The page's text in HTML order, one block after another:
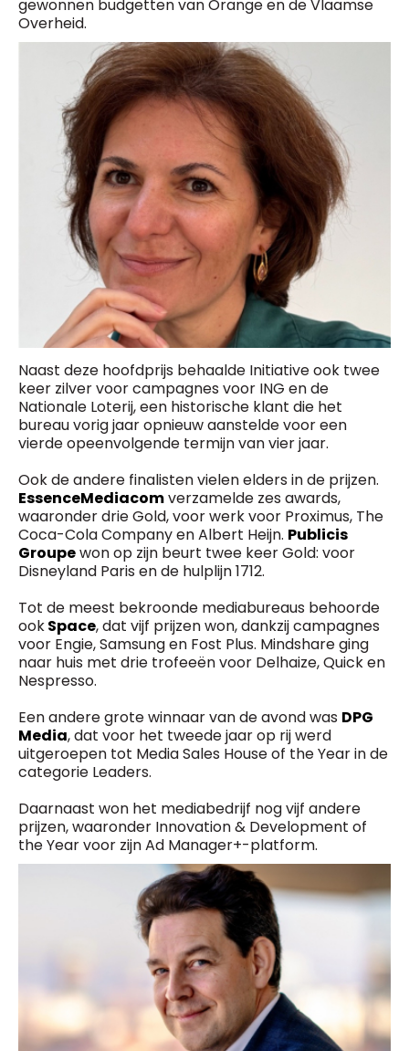
gewonnen budgetten van Orange en de Vlaamse
Overheid.
Naast deze hoofdprijs behaalde Initiative ook twee
keer zilver voor campagnes voor ING en de
Nationale Loterij, een historische klant die het
bureau vorig jaar opnieuw aanstelde voor een
vierde opeenvolgende termijn van vier jaar.
Ook de andere finalisten vielen elders in de prijzen.
EssenceMediacomverzamelde zes awards,
waaronder drie Gold, voor werk voor Proximus, The
Coca-Cola Company en Albert Heijn. Publicis
Groupewon op zijn beurt twee keer Gold: voor
Disneyland Paris en de hulplijn 1712.
Tot de meest bekroonde mediabureaus behoorde
ookSpace, dat vijf prijzen won, dankzij campagnes
voor Engie, Samsung en Fost Plus. Mindshare ging
naar huis met drie trofeeën voor Delhaize, Quick en
Nespresso.
Een andere grote winnaar van de avond was DPG
Media, dat voor het tweede jaar op rij werd
uitgeroepen tot Media Sales House of the Year in de
categorie Leaders.
Daarnaast won het mediabedrijf nog vijf andere
prijzen, waaronder Innovation & Development of
the Year voor zijn Ad Manager+-platform.